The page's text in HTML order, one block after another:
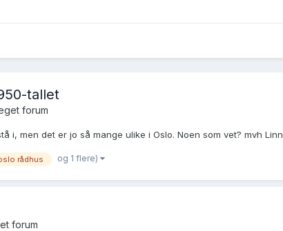
tallet
forum
i, men det er jo så mange ulike i Oslo. Noen som vet? mvh Linn
rådhus og 1 flere)
forum